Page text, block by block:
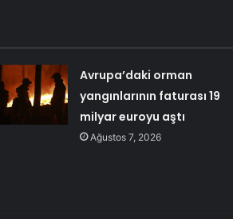
Avrupa’daki orman
yangınlarının faturası 19
milyar euroyu aştı
Ağustos 7, 2026